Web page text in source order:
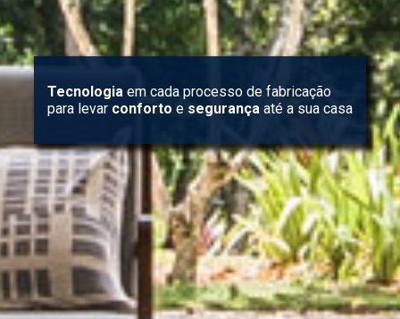
Tecnologia em cada processo de fabricação
para levar conforto e segurança até a sua casa